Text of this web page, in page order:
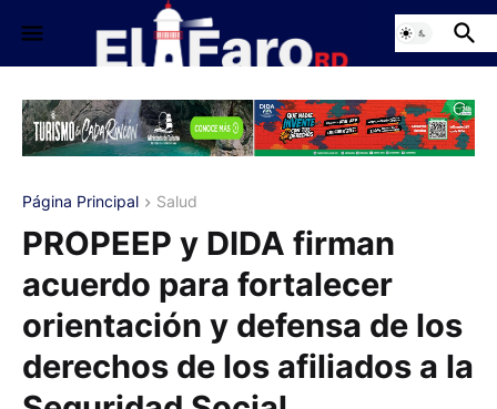
Página Principal Salud
PROPEEP y DIDA firman
acuerdo para fortalecer
orientación y defensa de los
derechos de los afiliados a la